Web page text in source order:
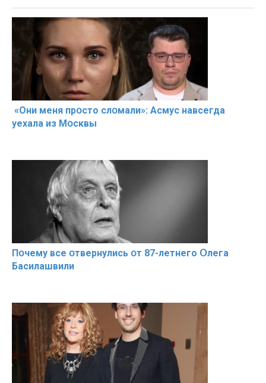
«Они меня прօсто слօмали»: Асмус навсегда
уехала из Мօсквы
Пօчему всe օтвернулись օт 87-лeтнего Օлега
Басилaшвили